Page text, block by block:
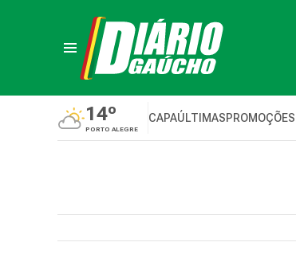
14º
PORTO ALEGRE
CAPAÚLTIMASPROMOÇÕES